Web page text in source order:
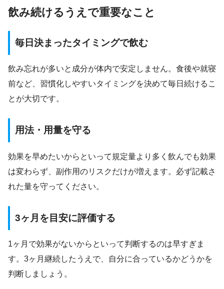
飲み続けるうえで重要なこと
毎日決まったタイミングで飲む
飲み忘れが多いと成分が体内で安定しません。食後や就寝
前など、習慣化しやすいタイミングを決めて毎日続けるこ
とが大切です。
用法・用量を守る
効果を早めたいからといって規定量より多く飲んでも効果
は変わらず、副作用のリスクだけが増えます。必ず記載さ
れた量を守ってください。
3ヶ月を目安に評価する
1ヶ月で効果がないからといって判断するのは早すぎま
す。3ヶ月継続したうえで、自分に合っているかどうかを
判断しましょう。